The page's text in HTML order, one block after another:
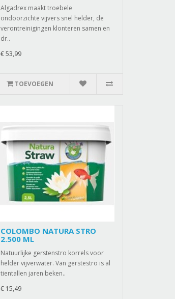
Algadrex maakt troebele
ondoorzichte vijvers snel helder, de
verontreinigingen klonteren samen en
dr..
€ 53,99
TOEVOEGEN
COLOMBO NATURA STRO
2.500 ML
Natuurlijke gerstenstro korrels voor
helder vijverwater. Van gerstestro is al
tientallen jaren beken..
€ 15,49